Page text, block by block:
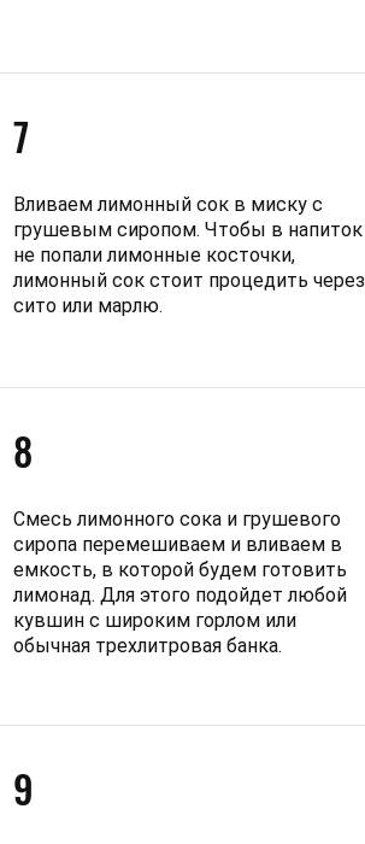
7
Вливаем лимонный сок в миску с
грушевым сиропом. Чтобы в напиток
не попали лимонные косточки,
лимонный сок стоит процедить через
сито или марлю.
8
Смесь лимонного сока и грушевого
сиропа перемешиваем и вливаем в
емкость, в которой будем готовить
лимонад. Для этого подойдет любой
кувшин с широким горлом или
обычная трехлитровая банка.
9